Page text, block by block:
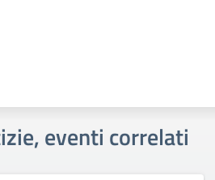
eventi correlati